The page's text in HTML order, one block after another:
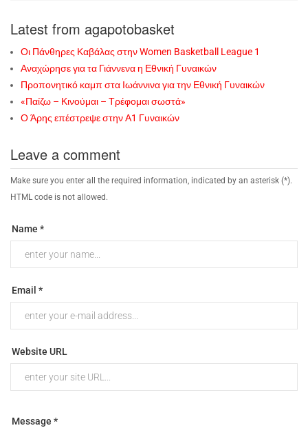
Latest from agapotobasket
Οι Πάνθηρες Καβάλας στην Women Basketball League 1
Αναχώρησε για τα Γιάννενα η Εθνική Γυναικών
Προπονητικό καμπ στα Ιωάννινα για την Εθνική Γυναικών
«Παίζω – Κινούμαι – Τρέφομαι σωστά»
Ο Άρης επέστρεψε στην Α1 Γυναικών
Leave a comment
Make sure you enter all the required information, indicated by an asterisk (*).
HTML code is not allowed.
Name *
Email *
Website URL
Message *